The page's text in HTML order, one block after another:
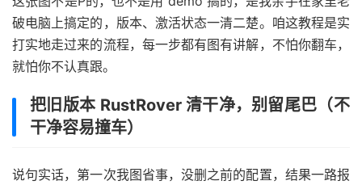
破电脑上搞定的，版本、激活状态一清二楚。咱这教程是实
打实地走过来的流程，每一步都有图有讲解，不怕你翻车，
就怕你不认真跟。
把旧版本 RustRover 清干净，别留尾巴（不
干净容易撞车）
说句实话，第一次我图省事，没删之前的配置，结果一路报